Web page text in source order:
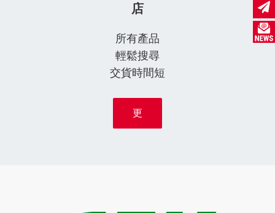
店
所有產品
輕鬆搜尋
交貨時間短
更